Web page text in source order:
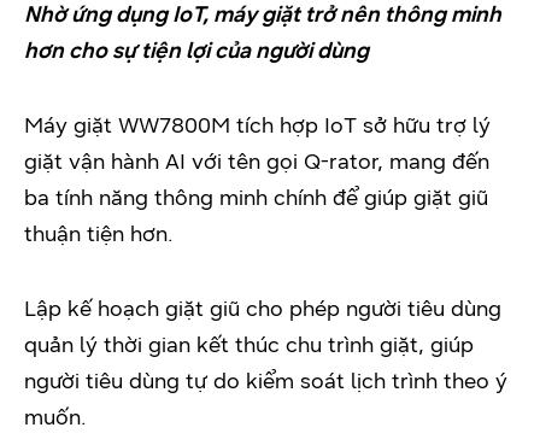
Nhờ ứng dụng IoT, máy giặt trở nên thông minh
hơn cho sự tiện lợi của người dùng
Máy giặt WW7800M tích hợp IoT sở hữu trợ lý
giặt vận hành AI với tên gọi Q-rator, mang đến
ba tính năng thông minh chính để giúp giặt giũ
thuận tiện hơn.
Lập kế hoạch giặt giũ cho phép người tiêu dùng
quản lý thời gian kết thúc chu trình giặt, giúp
người tiêu dùng tự do kiểm soát lịch trình theo ý
muốn.